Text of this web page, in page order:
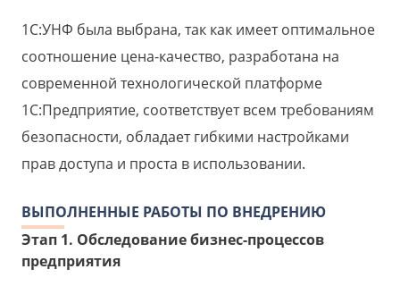
1С:УНФ была выбрана, так как имеет оптимальное
соотношение цена-качество, разработана на
современной технологической платформе
1С:Предприятие, соответствует всем требованиям
безопасности, обладает гибкими настройками
прав доступа и проста в использовании.
ВЫПОЛНЕННЫЕ РАБОТЫ ПО ВНЕДРЕНИЮ
Этап 1. Обследование бизнес-процессов
предприятия